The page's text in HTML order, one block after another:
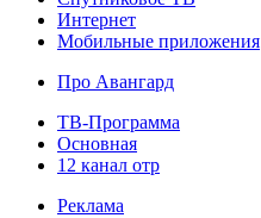
Интернет
Мобильные приложения
Про Авангард
ТВ-Программа
Основная
12 канал отр
Реклама